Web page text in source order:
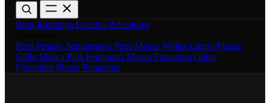
Blog Rankings Eventos Peleadores
Peso Pesado Semipesado Peso Medio WélterLigero Pluma
Gallo Mosca Paja Femenino Mosca Femenino Gallo
Femenino Pluma Femenino